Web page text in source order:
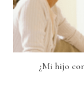
¿Mi hijo